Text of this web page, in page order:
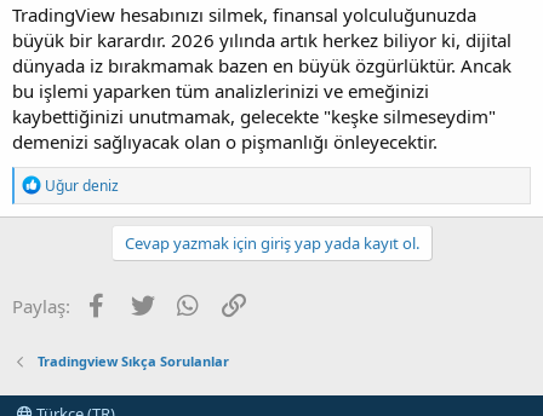
TradingView hesabınızı silmek, finansal yolculuğunuzda
büyük bir karardır. 2026 yılında artık herkez biliyor ki, dijital
dünyada iz bırakmamak bazen en büyük özgürlüktür. Ancak
bu işlemi yaparken tüm analizlerinizi ve emeğinizi
kaybettiğinizi unutmamak, gelecekte "keşke silmeseydim"
demenizi sağlıyacak olan o pişmanlığı önleyecektir.
T
e
p
e
r
Uğur deniz
Cevap yazmak için giriş yap yada kayıt ol.
Paylaş: Facebook
Twitter WhatsApp
Tradingview Sıkça Sorulanlar